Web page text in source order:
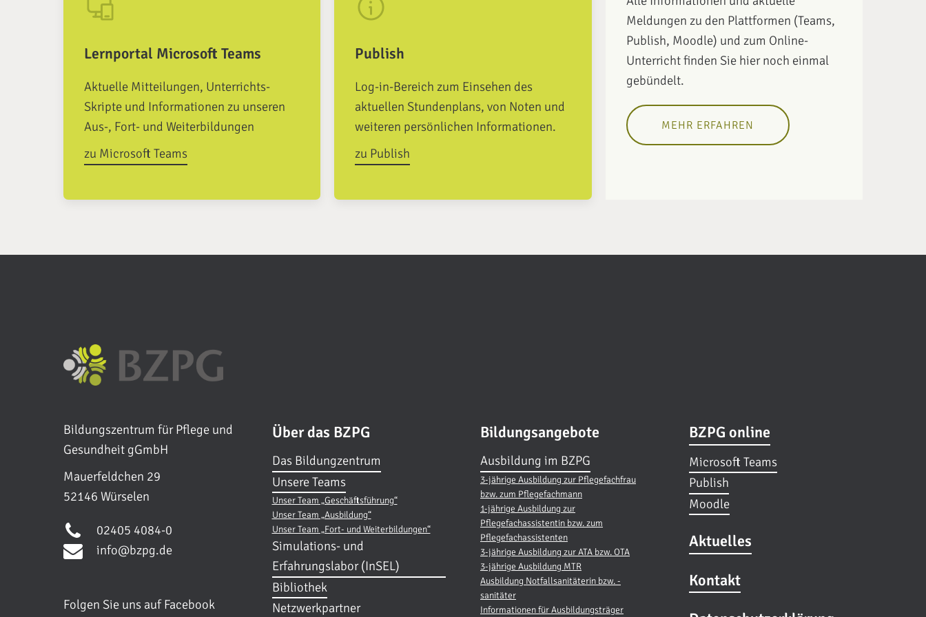
Lernportal Microsoft Teams
Aktuelle Mitteilungen, Unterrichts-
Skripte und Informationen zu unseren
Aus-, Fort- und Weiterbildungen
zu Microsoft Teams
Publish
Log-in-Bereich zum Einsehen des
aktuellen Stundenplans, von Noten und
weiteren persönlichen Informationen.
zu Publish
Meldungen zu den Plattformen (Teams,
Publish, Moodle) und zum Online-
Unterricht finden Sie hier noch einmal
gebündelt.
MEHR ERFAHREN
Bildungszentrum für Pflege und
Gesundheit gGmbH
Mauerfeldchen 29
52146 Würselen
02405 4084-0
info@bzpg.de
Folgen Sie uns auf Facebook
Über das BZPG
Das Bildungzentrum
Unsere Teams
Unser Team „Geschäftsführung“
Unser Team „Ausbildung“
Unser Team „Fort- und Weiterbildungen“
Simulations- und
Erfahrungslabor (InSEL)
Bibliothek
Netzwerkpartner
Bildungsangebote
Ausbildung im BZPG
3-jährige Ausbildung zur Pflegefachfrau
bzw. zum Pflegefachmann
1-jährige Ausbildung zur
Pflegefachassistentin bzw. zum
Pflegefachassistenten
3-jährige Ausbildung zur ATA bzw. OTA
3-jährige Ausbildung MTR
Ausbildung Notfallsanitäterin bzw. -
sanitäter
Informationen für Ausbildungsträger
BZPG online
Microsoft Teams
Publish
Moodle
Aktuelles
Kontakt